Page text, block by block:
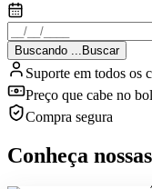
Buscando ... Buscar
Suporte em todos os
Preço que cabe no
Compra segura
Conheça